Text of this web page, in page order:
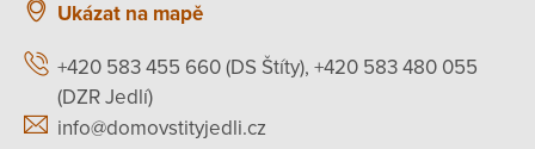
Ukázat na mapě
+420 583 455 660 (DS Štíty), +420 583 480 055
(DZR Jedlí)
info@domovstityjedli.cz